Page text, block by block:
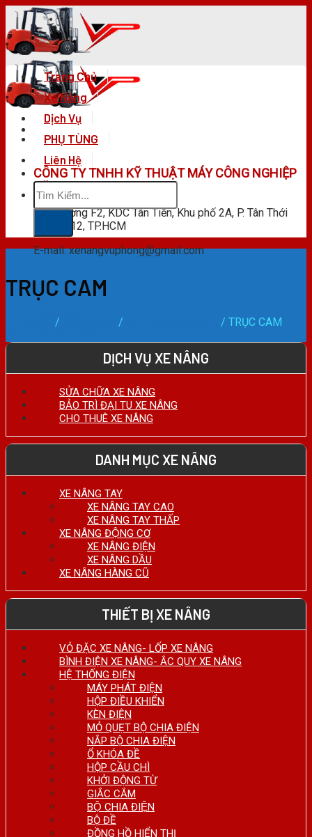
Skip
content
CÔNG TY TNHH KỸ THUẬT MÁY CÔNG NGHIỆP
VŨ PHONG
F28 Đường F2, KDC Tân Tiến, Khu phố 2A, P. Tân Thới
Hiệp, Q.12, TP.HCM
E-mail: xenangvuphong@gmail.com
HOTLINE:
0911.27.74.75
Trang Chủ
Xe Nâng
Dịch Vụ
PHỤ TÙNG
Liên Hệ
Tìm
kiếm:
TRỤC CAM
/ / / TRỤC CAM
DỊCH VỤ XE NÂNG
SỬA CHỮA XE NÂNG
BẢO TRÌ ĐẠI TU XE NÂNG
CHO THUÊ XE NÂNG
DANH MỤC XE NÂNG
XE NÂNG TAY
XE NÂNG TAY CAO
XE NÂNG TAY THẤP
XE NÂNG ĐỘNG CƠ
XE NÂNG ĐIỆN
XE NÂNG DẦU
XE NÂNG HÀNG CŨ
THIẾT BỊ XE NÂNG
VỎ ĐẶC XE NÂNG- LỐP XE NÂNG
BÌNH ĐIỆN XE NÂNG- ẮC QUY XE NÂNG
HỆ THỐNG ĐIỆN
MÁY PHÁT ĐIỆN
HỘP ĐIỀU KHIỂN
KÈN ĐIỆN
MỎ QUẸT BỘ CHIA ĐIỆN
NẮP BỘ CHIA ĐIỆN
Ổ KHÓA ĐỀ
HỘP CẦU CHÌ
KHỞI ĐỘNG TỪ
GIẮC CẮM
BỘ CHIA ĐIỆN
BỘ ĐỀ
ĐỒNG HỒ HIỂN THỊ